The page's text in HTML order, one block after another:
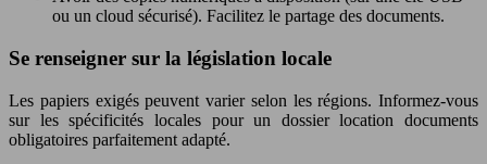
ou un cloud sécurisé). Facilitez le partage des documents.
Se renseigner sur la législation locale
Les papiers exigés peuvent varier selon les régions. Informez-vous
sur les spécificités locales pour un dossier location documents
obligatoires parfaitement adapté.